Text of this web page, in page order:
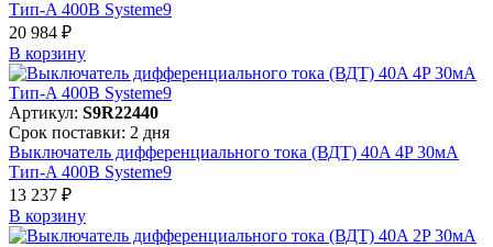
Тип-A 400В Systeme9
20 984 ₽
В корзинy
Артикул: S9R22440
Срок поставки: 2 дня
Выключатель дифференциального тока (ВДТ) 40A 4P 30мА
Тип-A 400В Systeme9
13 237 ₽
В корзинy